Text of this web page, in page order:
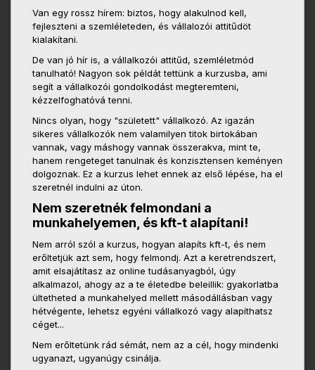
Van egy rossz hírem: biztos, hogy alakulnod kell,
fejleszteni a szemléleteden, és vállalozói attitűdöt
kialakítani.
De van jó hír is, a vállalkozói attitűd, szemléletmód
tanulható! Nagyon sok példát tettünk a kurzusba, ami
segít a vállalkozói gondolkodást megteremteni,
kézzelfoghatóvá tenni.
Nincs olyan, hogy "született" vállalkozó. Az igazán
sikeres vállalkozók nem valamilyen titok birtokában
vannak, vagy máshogy vannak összerakva, mint te,
hanem rengeteget tanulnak és konzisztensen keményen
dolgoznak. Ez a kurzus lehet ennek az első lépése, ha el
szeretnél indulni az úton.
Nem szeretnék felmondani a
munkahelyemen, és kft-t alapítani!
Nem arról szól a kurzus, hogyan alapíts kft-t, és nem
erőltetjük azt sem, hogy felmondj. Azt a keretrendszert,
amit elsajátítasz az online tudásanyagból, úgy
alkalmazol, ahogy az a te életedbe beleillik: gyakorlatba
ültetheted a munkahelyed mellett másodállásban vagy
hétvégente, lehetsz egyéni vállalkozó vagy alapíthatsz
céget...
Nem erőltetünk rád sémát, nem az a cél, hogy mindenki
ugyanazt, ugyanúgy csinálja.